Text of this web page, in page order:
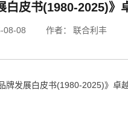
皮书(1980-2025)》
08-08 作者： 联合利丰
发展白皮书(1980-2025)》卓